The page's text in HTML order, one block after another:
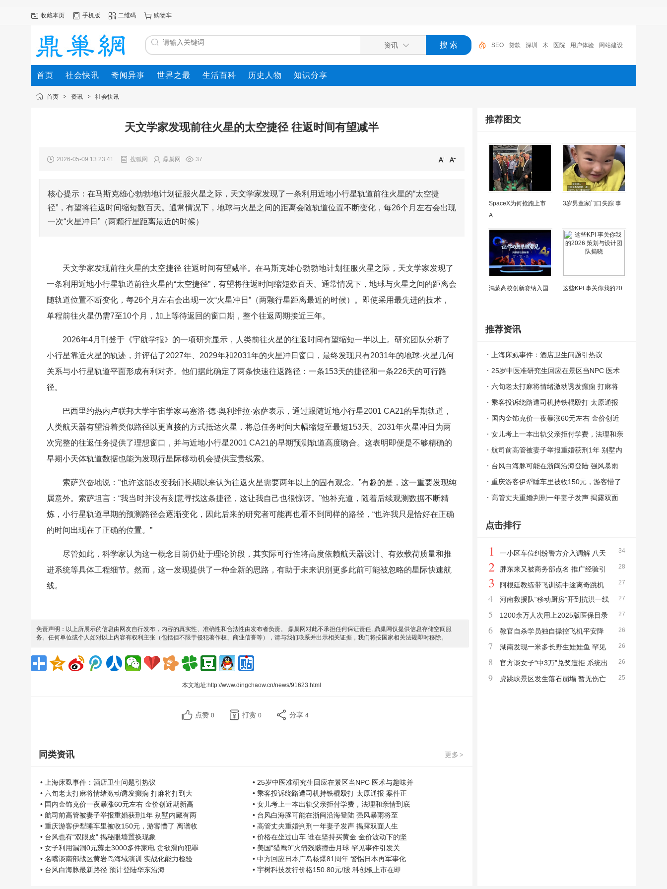
收藏本页 手机版 二维码 购物车
SEO 贷款 深圳 木 医院 用户体验 网站建设
机器人 摩托车 广州
首页 社会快讯 奇闻异事 世界之最 生活百科 历史人物 知识分享
首页 > 资讯 > 社会快讯
天文学家发现前往火星的太空捷径 往返时间有望减半
2026-05-09 13:23:41 搜狐网 鼎巢网 37
核心提示：在马斯克雄心勃勃地计划征服火星之际，天文学家发现了一条利用近地小行星轨道前往火星的“太空捷
径”，有望将往返时间缩短数百天。通常情况下，地球与火星之间的距离会随轨道位置不断变化，每26个月左右会出现
一次“火星冲日”（两颗行星距离最近的时候）
天文学家发现前往火星的太空捷径 往返时间有望减半。在马斯克雄心勃勃地计划征服火星之际，天文学家发现了
一条利用近地小行星轨道前往火星的“太空捷径”，有望将往返时间缩短数百天。通常情况下，地球与火星之间的距离会
随轨道位置不断变化，每26个月左右会出现一次“火星冲日”（两颗行星距离最近的时候）。即使采用最先进的技术，
单程前往火星仍需7至10个月，加上等待返回的窗口期，整个往返周期接近三年。
2026年4月刊登于《宇航学报》的一项研究显示，人类前往火星的往返时间有望缩短一半以上。研究团队分析了
小行星靠近火星的轨迹，并评估了2027年、2029年和2031年的火星冲日窗口，最终发现只有2031年的地球-火星几何
关系与小行星轨道平面形成有利对齐。他们据此确定了两条快速往返路径：一条153天的捷径和一条226天的可行路
径。
巴西里约热内卢联邦大学宇宙学家马塞洛·德·奥利维拉·索萨表示，通过跟随近地小行星2001 CA21的早期轨道，
人类航天器有望沿着类似路径以更直接的方式抵达火星，将总任务时间大幅缩短至最短153天。2031年火星冲日为两
次完整的往返任务提供了理想窗口，并与近地小行星2001 CA21的早期预测轨道高度吻合。这表明即便是不够精确的
早期小天体轨道数据也能为发现行星际移动机会提供宝贵线索。
索萨兴奋地说：“也许这能改变我们长期以来认为往返火星需要两年以上的固有观念。”有趣的是，这一重要发现纯
属意外。索萨坦言：“我当时并没有刻意寻找这条捷径，这让我自己也很惊讶。”他补充道，随着后续观测数据不断精
炼，小行星轨道早期的预测路径会逐渐变化，因此后来的研究者可能再也看不到同样的路径，“也许我只是恰好在正确
的时间出现在了正确的位置。”
尽管如此，科学家认为这一概念目前仍处于理论阶段，其实际可行性将高度依赖航天器设计、有效载荷质量和推
进系统等具体工程细节。然而，这一发现提供了一种全新的思路，有助于未来识别更多此前可能被忽略的星际快速航
线。
免责声明：以上所展示的信息由网友自行发布，内容的真实性、准确性和合法性由发布者负责。 鼎巢网对此不承担任何保证责任, 鼎巢网仅提供信息存储空间服
务。任何单位或个人如对以上内容有权利主张（包括但不限于侵犯著作权、商业信誉等），请与我们联系并出示相关证据，我们将按国家相关法规即时移除。
本文地址:http://www.dingchaow.cn/news/91623.html
点赞 0 打赏 0 分享 4
更多 >
同类资讯
• 上海床虱事件：酒店卫生问题引热议
• 25岁中医准研究生回应在景区当NPC 医术与趣味并
• 六旬老太打麻将情绪激动诱发癫痫 打麻将打到大
• 乘客投诉绕路遭司机持铁棍殴打 太原通报 案件正
• 国内金饰克价一夜暴涨60元左右 金价创近期新高
• 女儿考上一本出轨父亲拒付学费，法理和亲情到底
• 航司前高管被妻子举报重婚获刑1年 别墅内藏有两
• 台风白海豚可能在浙闽沿海登陆 强风暴雨将至
• 重庆游客伊犁睡车里被收150元，游客懵了 离谱收
• 高管丈夫重婚判刑一年妻子发声 揭露双面人生
• 台风也有“双眼皮” 揭秘眼墙置换现象
• 价格在坐过山车 谁在坚持买黄金 金价波动下的坚
• 女子利用漏洞0元薅走3000多件家电 贪欲滑向犯罪
• 美国“猎鹰9”火箭残骸撞击月球 罕见事件引发关
• 名嘴谈南部战区黄岩岛海域演训 实战化能力检验
• 中方回应日本广岛核爆81周年 警惕日本再军事化
• 台风白海豚最新路径 预计登陆华东沿海
• 宇树科技发行价格150.80元/股 科创板上市在即
推荐图文
SpaceX为何抢跑上市
A
3岁男童家门口失踪 事
鸿蒙高校创新赛纳入国 这些KPI 事关你我的20
推荐资讯
上海床虱事件：酒店卫生问题引热议
25岁中医准研究生回应在景区当NPC 医术
与趣味并存
六旬老太打麻将情绪激动诱发癫痫 打麻将
打到大脑异常放电丧失意识
乘客投诉绕路遭司机持铁棍殴打 太原通报
案件正在依法办理中
国内金饰克价一夜暴涨60元左右 金价创近
期新高
女儿考上一本出轨父亲拒付学费，法理和亲
情到底该怎么选？法律与道德的碰撞
航司前高管被妻子举报重婚获刑1年 别墅内
藏有两个“家”
台风白海豚可能在浙闽沿海登陆 强风暴雨
将至
重庆游客伊犁睡车里被收150元，游客懵了
离谱收费引发争议
高管丈夫重婚判刑一年妻子发声 揭露双面
点击排行
34
1
一小区车位纠纷警方介入调解 八天
对峙终获道歉
28
2
胖东来又被商务部点名 推广经验引
领零售创新
27
3
阿根廷教练带飞训练中途离奇跳机
女学员冷静迫降
27
4
河南救援队“移动厨房”开到抗洪一线
巨无霸餐车再显身手
27
5
1200余万人次用上2025版医保目录
新药 药品配备广泛落地
26
6
教官自杀学员独自操控飞机平安降
落 冷静应对突发状况
26
7
湖南发现一米多长野生娃娃鱼 罕见
高龄寿星引发关注
26
8
官方谈女子“中3万”兑奖遭拒 系统出
错引争议
25
9
虎跳峡景区发生落石崩塌 暂无伤亡